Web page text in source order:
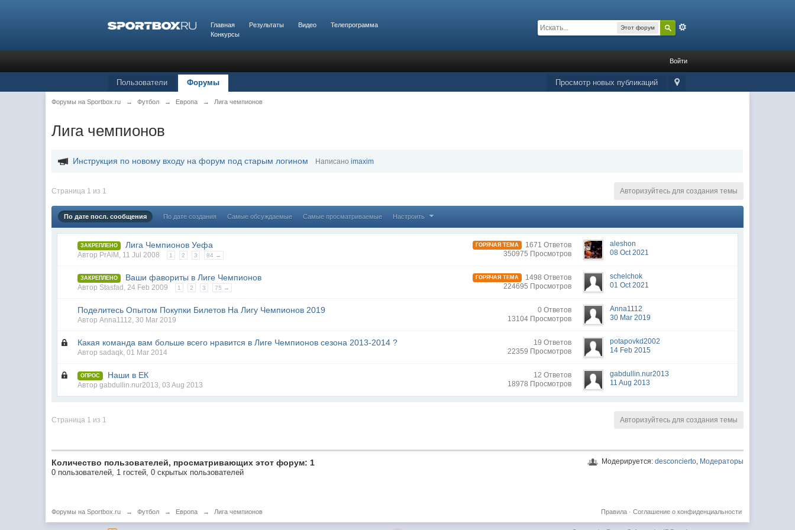
Главная Результаты Видео
Телепрограмма
Конкурсы
Этот форум
Войти
Просмотр новых публикаций
Пользователи Форумы
Форумы на Sportbox.ru → Футбол → Европа → Лига чемпионов
Лига чемпионов
Инструкция по новому входу на форум под старым логином Написаноimaxim
Страница 1 из 1 Авторизуйтесь для создания темы
По дате посл. сообщения По дате создания Самые обсуждаемые Самые просматриваемые Настроить
ЗАКРЕПЛЕНО Лига Чемпионов Уефа
Автор PrAiM , 11 Jul 2008 1 2 3 84 →
ГОРЯЧАЯ ТЕМА
1671 Ответов
350975 Просмотров
aleshon
08 Oct 2021
ЗАКРЕПЛЕНО Ваши фавориты в Лиге Чемпионов
Автор Stasfad ,24 Feb 2009 1 2 3 75 →
ГОРЯЧАЯ ТЕМА
1498 Ответов
224695 Просмотров
schelchok
01 Oct 2021
Поделитесь Опытом Покупки Билетов На Лигу Чемпионов 2019
АвторAnna1112,30 Mar 2019
0 Ответов
13104 Просмотров
Anna1112
30 Mar 2019
Какая команда вам больше всего нравится в Лиге Чемпионов сезона 2013-2014 ?
Авторsadaqk,01 Mar 2014
19 Ответов
22359 Просмотров
potapovkd2002
14 Feb 2015
ОПРОС Наши в ЕК
Авторgabdullin.nur2013,03 Aug 2013
12 Ответов
18978 Просмотров
gabdullin.nur2013
11 Aug 2013
Страница 1 из 1 Авторизуйтесь для создания темы
Модерируется: desconcierto, Модераторы
Количество пользователей, просматривающих этот форум: 1
0 пользователей, 1 гостей, 0 скрытых пользователей
Форумы на Sportbox.ru → Футбол → Европа → Лига чемпионов Соглашение о конфиденциальности
Правила·